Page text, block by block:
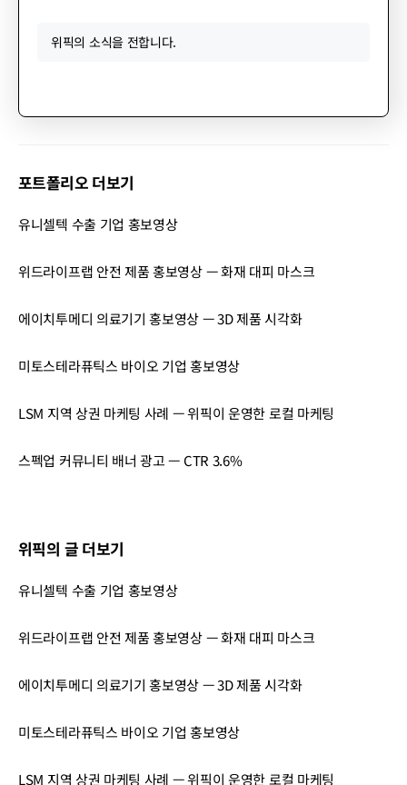
위픽의 소식을 전합니다.
위픽의 글 더보기
유니셀텍 수출 기업 홍보영상
위드라이프랩 안전 제품 홍보영상 — 화재 대피 마스크
에이치투메디 의료기기 홍보영상 — 3D 제품 시각화
미토스테라퓨틱스 바이오 기업 홍보영상
LSM 지역 상권 마케팅 사례 — 위픽이 운영한 로컬 마케팅
포트폴리오 더보기
유니셀텍 수출 기업 홍보영상
위드라이프랩 안전 제품 홍보영상 — 화재 대피 마스크
에이치투메디 의료기기 홍보영상 — 3D 제품 시각화
미토스테라퓨틱스 바이오 기업 홍보영상
LSM 지역 상권 마케팅 사례 — 위픽이 운영한 로컬 마케팅
스펙업 커뮤니티 배너 광고 — CTR 3.6%